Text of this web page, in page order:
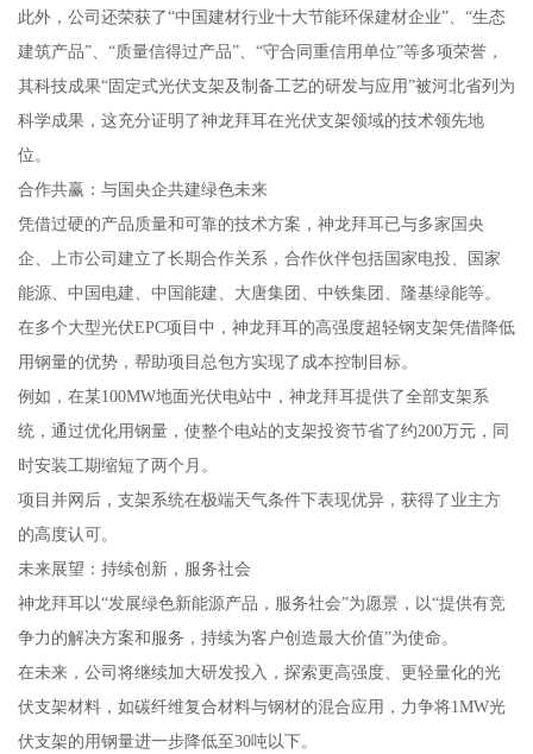
此外，公司还荣获了“中国建材行业十大节能环保建材企业”、“生态
建筑产品”、“质量信得过产品”、“守合同重信用单位”等多项荣誉，
其科技成果“固定式光伏支架及制备工艺的研发与应用”被河北省列为
科学成果，这充分证明了神龙拜耳在光伏支架领域的技术领先地
位。
合作共赢：与国央企共建绿色未来
凭借过硬的产品质量和可靠的技术方案，神龙拜耳已与多家国央
企、上市公司建立了长期合作关系，合作伙伴包括国家电投、国家
能源、中国电建、中国能建、大唐集团、中铁集团、隆基绿能等。
在多个大型光伏EPC项目中，神龙拜耳的高强度超轻钢支架凭借降低
用钢量的优势，帮助项目总包方实现了成本控制目标。
例如，在某100MW地面光伏电站中，神龙拜耳提供了全部支架系
统，通过优化用钢量，使整个电站的支架投资节省了约200万元，同
时安装工期缩短了两个月。
项目并网后，支架系统在极端天气条件下表现优异，获得了业主方
的高度认可。
未来展望：持续创新，服务社会
神龙拜耳以“发展绿色新能源产品，服务社会”为愿景，以“提供有竞
争力的解决方案和服务，持续为客户创造最大价值”为使命。
在未来，公司将继续加大研发投入，探索更高强度、更轻量化的光
伏支架材料，如碳纤维复合材料与钢材的混合应用，力争将1MW光
伏支架的用钢量进一步降低至30吨以下。